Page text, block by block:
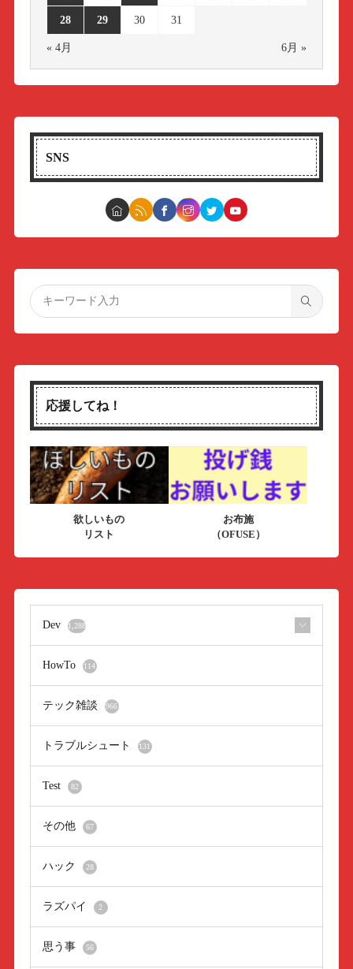
28 29 30 31
« 4月 6月 »
SNS
応援してね！
欲しいもの
リスト
お布施
（OFUSE）
Dev 1,288
HowTo 114
テック雑談 966
トラブルシュート 131
Test 82
その他 67
ハック 28
ラズパイ 2
思う事 56